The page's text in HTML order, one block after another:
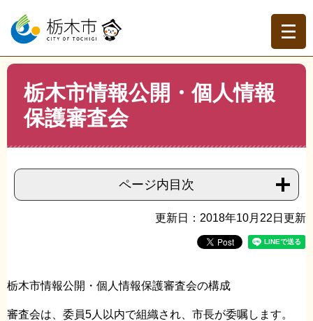
ー
の
先
ニ
ー
を
本
トップページ > 分類でさがす > 市政情報 >市政運営・行
財政改革 >情報公開・個人情報保護
人情報保護審査会
栃木市情報公開・個人情報
保護審査会
ページ内目次
更新日：2018年10月22日更新
栃木市情報公開・個人情報保護審査会の構成
審査会は、委員5人以内で組織され、市長が委嘱します。